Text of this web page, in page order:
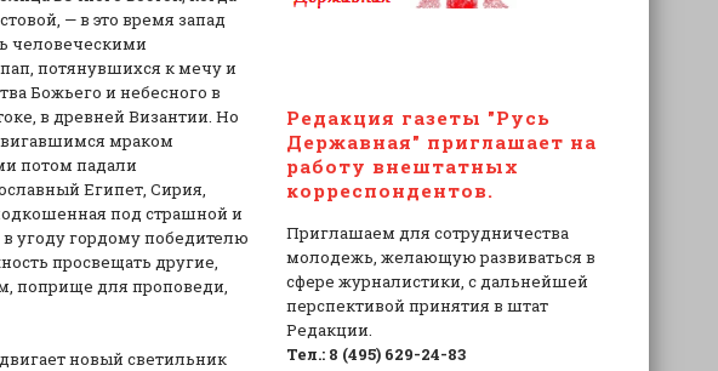
— в это время запад
человеческими
потянувшихся к мечу и
Божьего и небесного в
в древней Византии. Но
мраком
потом падали
Египет, Сирия,
под страшной и
угоду гордому победителю
просвещать другие,
поприще для проповеди,
новый светильник
Редакция газеты "Русь
Державная" приглашает на
работу внештатных
корреспондентов.
Приглашаем для сотрудничества
молодежь, желающую развиваться в
сфере журналистики, с дальнейшей
перспективой принятия в штат
Редакции.
Тел.: 8 (495) 629-24-83